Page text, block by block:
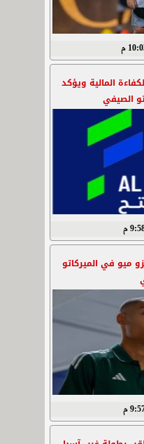
المالية ويؤكد
الصيفي
ميو في الميركاتو